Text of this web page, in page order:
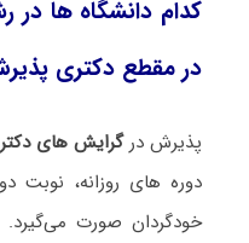
کدام دانشگاه ها
در مقطع دکتری
پذیرش درگرایش های
دوره های روزانه، نوبت
خودگردان صورت می‌گیرد.